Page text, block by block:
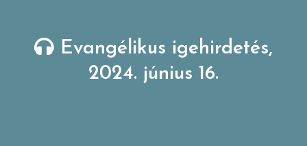
Evangélikus igehirdetés,
2024. június 16.